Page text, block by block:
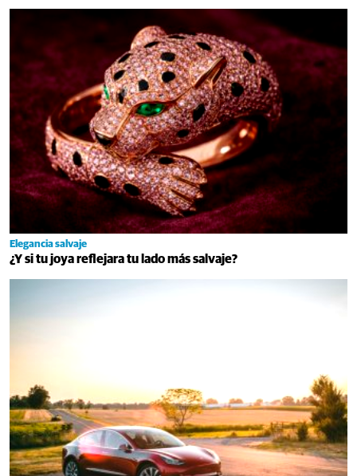
Elegancia salvaje
¿Y si tu joya reflejara tu lado más salvaje?